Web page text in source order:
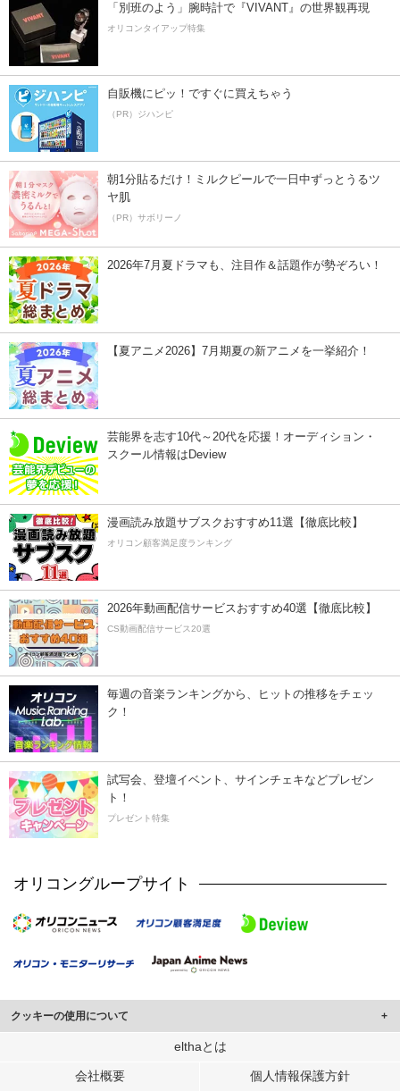
「別班のよう」腕時計で『VIVANT』の世界観再現
オリコンタイアップ特集
自販機にピッ！ですぐに買えちゃう
（PR）ジハンピ
朝1分貼るだけ！ミルクピールで一日中ずっとうるツ
ヤ肌
（PR）サボリーノ
2026年7月夏ドラマも、注目作＆話題作が勢ぞろい！
【夏アニメ2026】7月期夏の新アニメを一挙紹介！
芸能界を志す10代～20代を応援！オーディション・
スクール情報はDeview
漫画読み放題サブスクおすすめ11選【徹底比較】
オリコン顧客満足度ランキング
2026年動画配信サービスおすすめ40選【徹底比較】
CS動画配信サービス20選
毎週の音楽ランキングから、ヒットの推移をチェッ
ク！
試写会、登壇イベント、サインチェキなどプレゼン
ト！
プレゼント特集
オリコングループサイト
クッキーの使用について
このサイトでは Cookie を使用して、ユーザーに合わせたコンテンツや広告の
行っています。
elthaとは
会社概要 個人情報保護方針